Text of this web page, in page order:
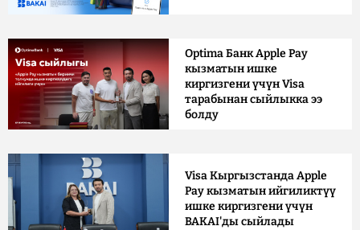
Optima Банк Apple Pay
кызматын ишке
киргизгени үчүн Visa
тарабынан сыйлыкка ээ
болду
Visa Кыргызстанда Apple
Pay кызматын ийгиликтүү
ишке киргизгени үчүн
BAKAI'ды сыйлады